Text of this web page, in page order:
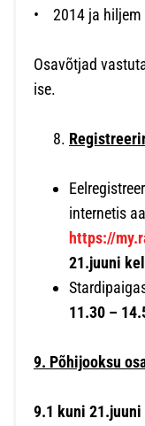
•
2014 ja hiljem
Osavõtjad
ise.
internetis
https://
21.juuni
11.30 –
9. Põhijooksu
9.1 kuni 21.juuni